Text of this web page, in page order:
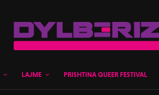
LAJME PRISHTINA QUEER FESTIVAL